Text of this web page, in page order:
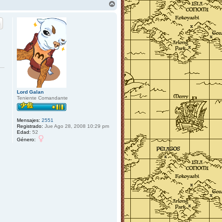
Lord Galan
Teniente Comandante
Mensajes: 2551
Registrado: Jue Ago 28, 2008 10:29 pm
Edad: 52
Género: